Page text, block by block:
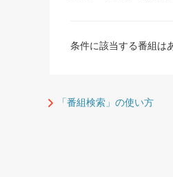
条件に該当する番組は
「番組検索」の使い方